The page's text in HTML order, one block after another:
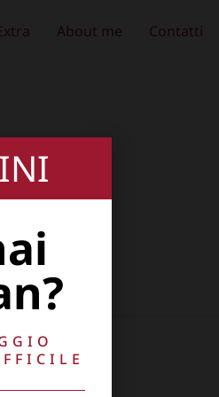
About me Contatti